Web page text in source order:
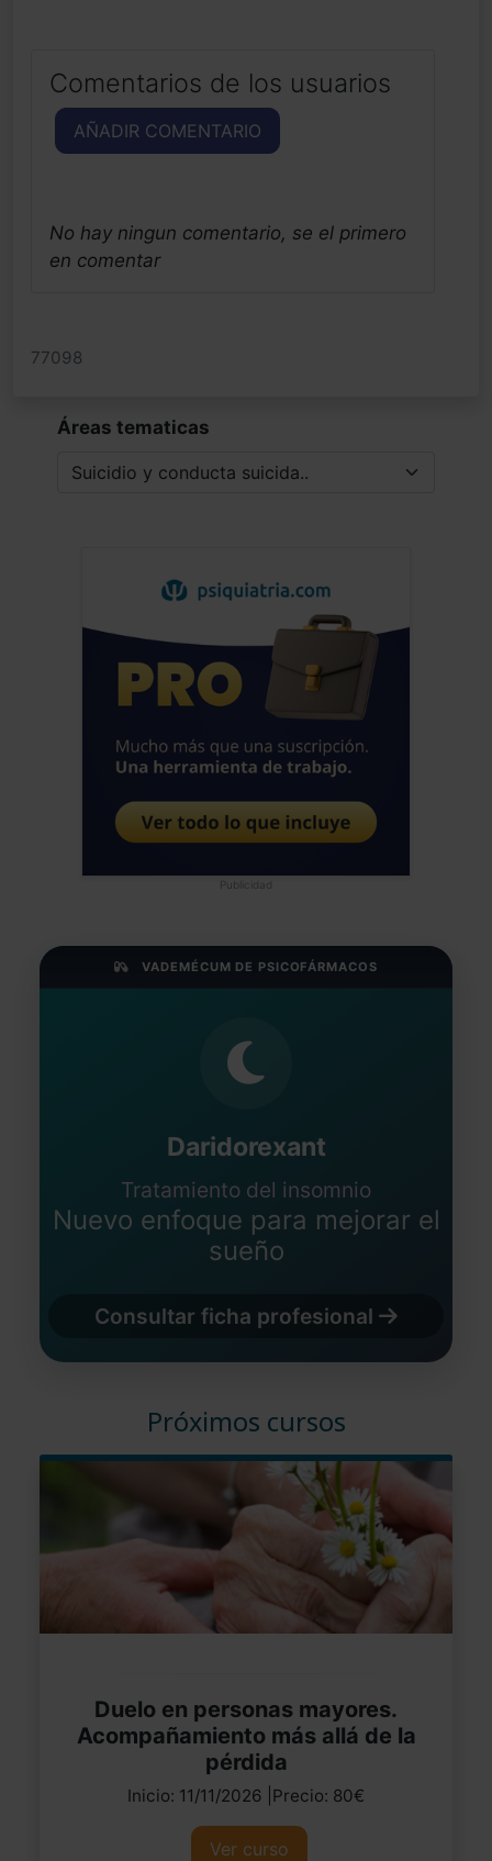
Comentarios de los usuarios
AÑADIR COMENTARIO
No hay ningun comentario, se el primero
en comentar
77098
Áreas tematicas
Publicidad
VADEMÉCUM DE PSICOFÁRMACOS
Daridorexant
Tratamiento del insomnio
Nuevo enfoque para mejorar el
sueño
Consultar ficha profesional
Próximos cursos
Duelo en personas mayores.
Acompañamiento más allá de la
pérdida
Inicio: 11/11/2026 |Precio: 80€
Ver curso